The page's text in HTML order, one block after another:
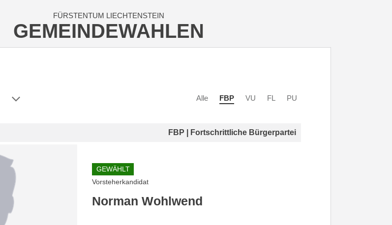
FÜRSTENTUM LIECHTENSTEIN
GEMEINDEWAHLEN
Alle FBP VU FL PU
FBP | Fortschrittliche Bürgerpartei
GEWÄHLT
Vorsteherkandidat
Norman Wohlwend